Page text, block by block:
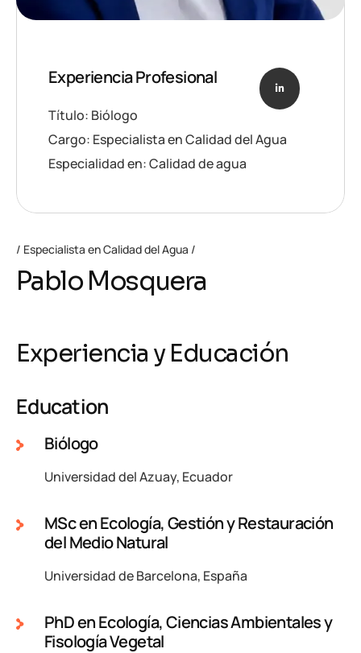
Experiencia Profesional
Título: Biólogo
Cargo: Especialista en Calidad del Agua
Especialidad en: Calidad de agua
Especialista en Calidad del Agua
Pablo Mosquera
Experiencia y Educación
Education
Biólogo
Universidad del Azuay, Ecuador
MSc en Ecología, Gestión y Restauración
del Medio Natural
Universidad de Barcelona, España
PhD en Ecología, Ciencias Ambientales y
Fisología Vegetal